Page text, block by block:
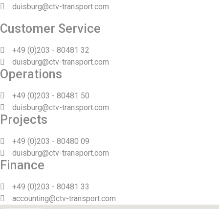
duisburg@ctv-transport.com
Customer Service
+49 (0)203 - 80481 32
duisburg@ctv-transport.com
Operations
+49 (0)203 - 80481 50
duisburg@ctv-transport.com
Projects
+49 (0)203 - 80480 09
duisburg@ctv-transport.com
Finance
+49 (0)203 - 80481 33
accounting@ctv-transport.com